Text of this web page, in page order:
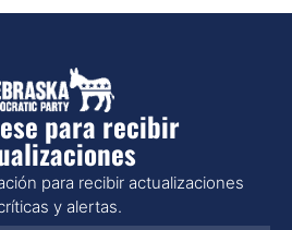
para recibir
para recibir actualizaciones
y alertas.